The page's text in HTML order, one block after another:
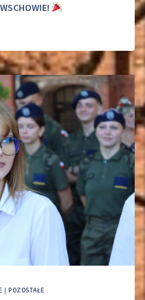
|POZOSTAŁE